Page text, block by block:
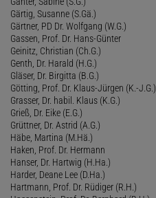
Gärtig, Susanne (S.Gä.)
Gärtner, PD Dr. Wolfgang (W.G.)
Gassen, Prof. Dr. Hans-Günter
Geinitz, Christian (Ch.G.)
Genth, Dr. Harald (H.G.)
Gläser, Dr. Birgitta (B.G.)
Götting, Prof. Dr. Klaus-Jürgen (K.-J.G.)
Grasser, Dr. habil. Klaus (K.G.)
Grieß, Dr. Eike (E.G.)
Grüttner, Dr. Astrid (A.G.)
Häbe, Martina (M.Hä.)
Haken, Prof. Dr. Hermann
Hanser, Dr. Hartwig (H.Ha.)
Harder, Deane Lee (D.Ha.)
Hartmann, Prof. Dr. Rüdiger (R.H.)